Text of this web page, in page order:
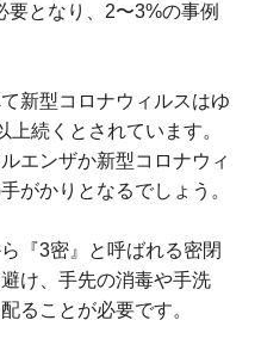
となり、2〜3%の事例
新型コロナウィルスはゆ
続くとされています。
エンザか新型コロナウィ
がかりとなるでしょう。
『3密』と呼ばれる密閉
け、手先の消毒や手洗
ることが必要です。